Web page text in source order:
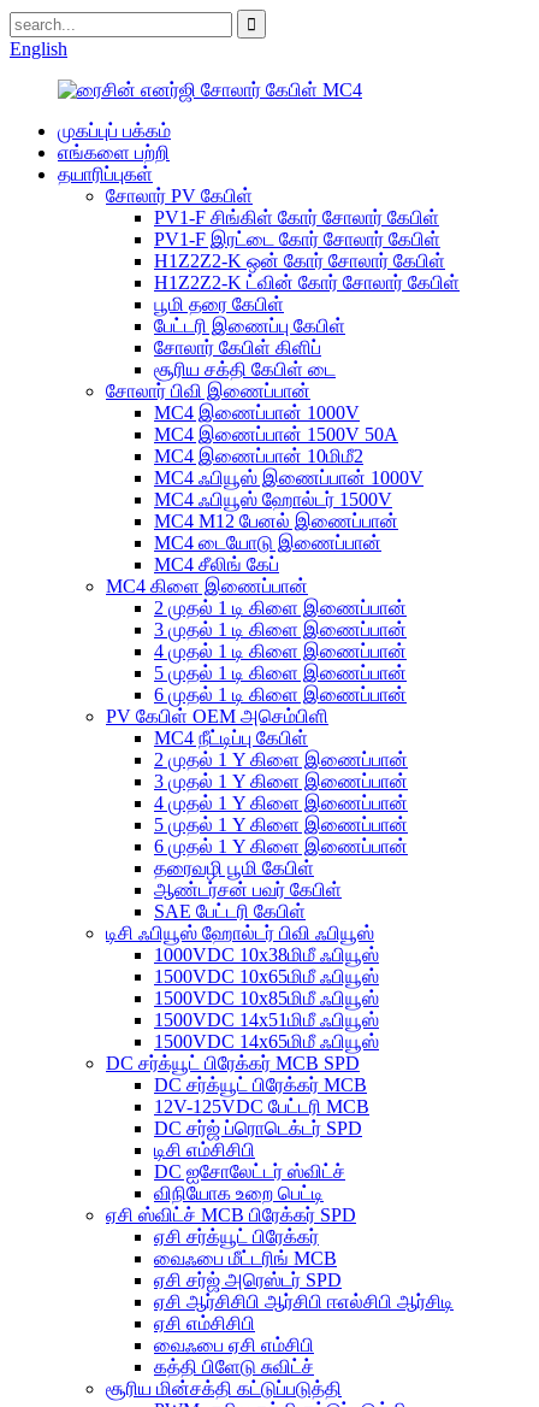
English
முகப்புப் பக்கம்
எங்களை பற்றி
தயாரிப்புகள்
சோலார் PV கேபிள்
PV1-F சிங்கிள் கோர் சோலார் கேபிள்
PV1-F இரட்டை கோர் சோலார் கேபிள்
H1Z2Z2-K ஒன் கோர் சோலார் கேபிள்
H1Z2Z2-K ட்வின் கோர் சோலார் கேபிள்
பூமி தரை கேபிள்
பேட்டரி இணைப்பு கேபிள்
சோலார் கேபிள் கிளிப்
சூரிய சக்தி கேபிள் டை
சோலார் பிவி இணைப்பான்
MC4 இணைப்பான் 1000V
MC4 இணைப்பான் 1500V 50A
MC4 இணைப்பான் 10மிமீ2
MC4 ஃபியூஸ் இணைப்பான் 1000V
MC4 ஃபியூஸ் ஹோல்டர் 1500V
MC4 M12 பேனல் இணைப்பான்
MC4 டையோடு இணைப்பான்
MC4 சீலிங் கேப்
MC4 கிளை இணைப்பான்
2 முதல் 1 டி கிளை இணைப்பான்
3 முதல் 1 டி கிளை இணைப்பான்
4 முதல் 1 டி கிளை இணைப்பான்
5 முதல் 1 டி கிளை இணைப்பான்
6 முதல் 1 டி கிளை இணைப்பான்
PV கேபிள் OEM அசெம்பிளி
MC4 நீட்டிப்பு கேபிள்
2 முதல் 1 Y கிளை இணைப்பான்
3 முதல் 1 Y கிளை இணைப்பான்
4 முதல் 1 Y கிளை இணைப்பான்
5 முதல் 1 Y கிளை இணைப்பான்
6 முதல் 1 Y கிளை இணைப்பான்
தரைவழி பூமி கேபிள்
ஆண்டர்சன் பவர் கேபிள்
SAE பேட்டரி கேபிள்
டிசி ஃபியூஸ் ஹோல்டர் பிவி ஃபியூஸ்
1000VDC 10x38மிமீ ஃபியூஸ்
1500VDC 10x65மிமீ ஃபியூஸ்
1500VDC 10x85மிமீ ஃபியூஸ்
1500VDC 14x51மிமீ ஃபியூஸ்
1500VDC 14x65மிமீ ஃபியூஸ்
DC சர்க்யூட் பிரேக்கர் MCB SPD
DC சர்க்யூட் பிரேக்கர் MCB
12V-125VDC பேட்டரி MCB
DC சர்ஜ் ப்ரொடெக்டர் SPD
டிசி எம்சிசிபி
DC ஐசோலேட்டர் ஸ்விட்ச்
விநியோக உறை பெட்டி
ஏசி ஸ்விட்ச் MCB பிரேக்கர் SPD
ஏசி சர்க்யூட் பிரேக்கர்
வைஃபை மீட்டரிங் MCB
ஏசி சர்ஜ் அரெஸ்டர் SPD
ஏசி ஆர்சிசிபி ஆர்சிபி ஈஎல்சிபி ஆர்சிடி
ஏசி எம்சிசிபி
வைஃபை ஏசி எம்சிபி
கத்தி பிளேடு சுவிட்ச்
சூரிய மின்சக்தி கட்டுப்படுத்தி